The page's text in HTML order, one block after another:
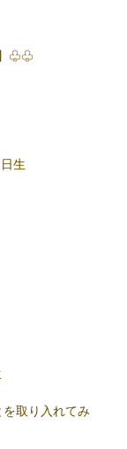
】♧♧
生
取り入れてみ